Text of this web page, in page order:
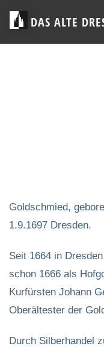
DAS ALTE
Goldschmied,
1.9.1697 Dresden.
Seit 1664 in
schon 1666 als
Kurfürsten Johann
Oberältester der
Durch Silberhandel